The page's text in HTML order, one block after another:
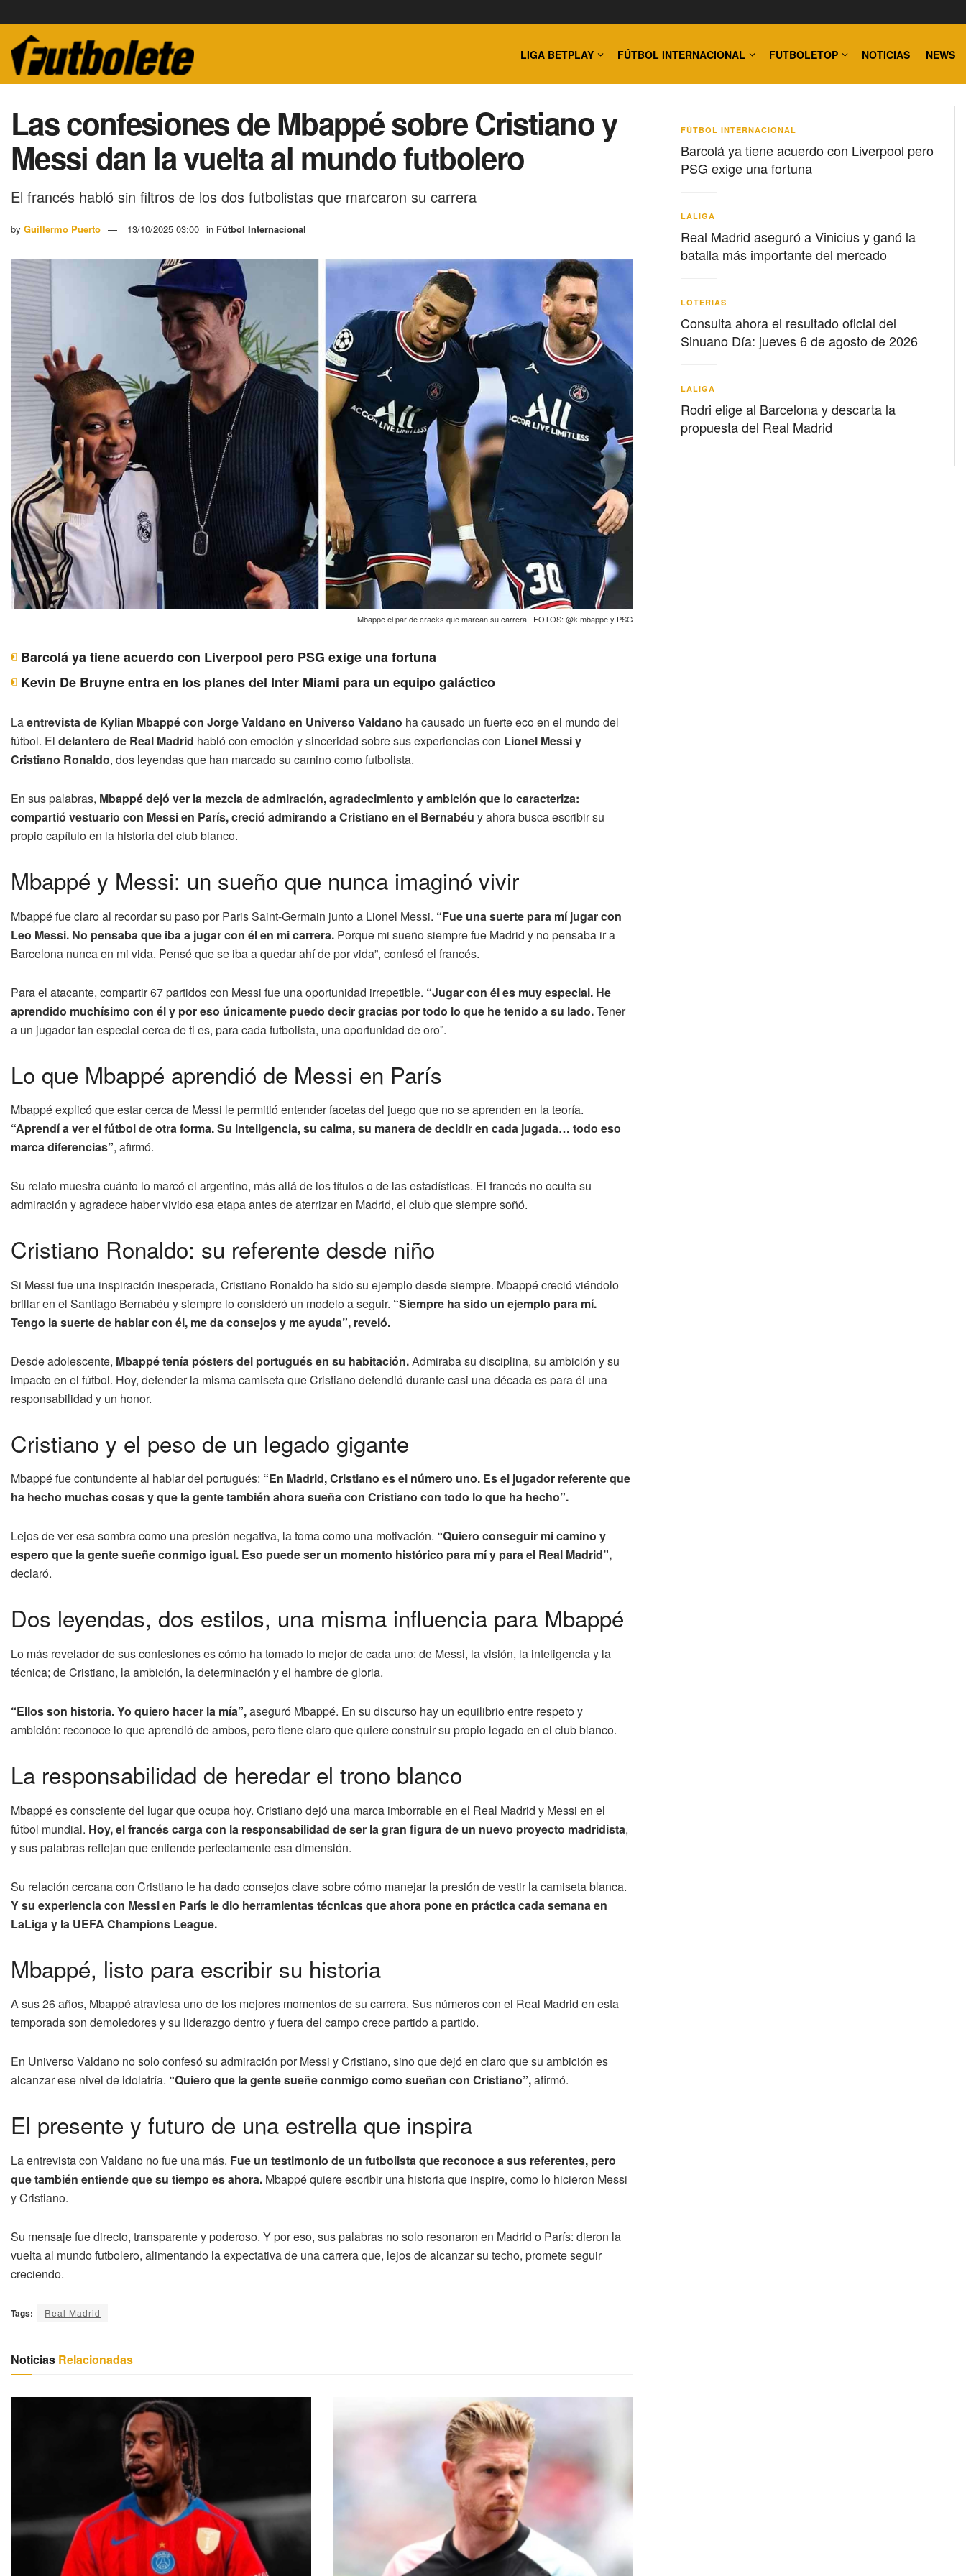
LIGA BETPLAY FÚTBOL INTERNACIONAL FUTBOLETOP NOTICIAS NEWS
Las confesiones de Mbappé sobre Cristiano y
Messi dan la vuelta al mundo futbolero
El francés habló sin filtros de los dos futbolistas que marcaron su carrera
by Guillermo Puerto 13/10/2025 03:00 in Fútbol Internacional
Mbappe el par de cracks que marcan su carrera | FOTOS: @k.mbappe y PSG
Barcolá ya tiene acuerdo con Liverpool pero PSG exige una fortuna
Kevin De Bruyne entra en los planes del Inter Miami para un equipo galáctico
Laentrevista de Kylian Mbappé con Jorge Valdano en Universo Valdano ha causado un fuerte eco en el mundo del
fútbol. El delantero de Real Madrid habló con emoción y sinceridad sobre sus experiencias con Lionel Messi y
Cristiano Ronaldo, dos leyendas que han marcado su camino como futbolista.
En sus palabras, Mbappé dejó ver la mezcla de admiración, agradecimiento y ambición que lo caracteriza:
compartió vestuario con Messi en París, creció admirando a Cristiano en el Bernabéu y ahora busca escribir su
propio capítulo en la historia del club blanco.
Mbappé y Messi: un sueño que nunca imaginó vivir
Mbappé fue claro al recordar su paso por Paris Saint-Germain junto a Lionel Messi. “Fue una suerte para mí jugar con
Leo Messi. No pensaba que iba a jugar con él en mi carrera. Porque mi sueño siempre fue Madrid y no pensaba ir a
Barcelona nunca en mi vida. Pensé que se iba a quedar ahí de por vida”, confesó el francés.
Para el atacante, compartir 67 partidos con Messi fue una oportunidad irrepetible. “Jugar con él es muy especial. He
aprendido muchísimo con él y por eso únicamente puedo decir gracias por todo lo que he tenido a su lado.Tener
a un jugador tan especial cerca de ti es, para cada futbolista, una oportunidad de oro”.
Lo que Mbappé aprendió de Messi en París
Mbappé explicó que estar cerca de Messi le permitió entender facetas del juego que no se aprenden en la teoría.
“Aprendí a ver el fútbol de otra forma. Su inteligencia, su calma, su manera de decidir en cada jugada… todo eso
marca diferencias”, afirmó.
Su relato muestra cuánto lo marcó el argentino, más allá de los títulos o de las estadísticas. El francés no oculta su
admiración y agradece haber vivido esa etapa antes de aterrizar en Madrid, el club que siempre soñó.
Cristiano Ronaldo: su referente desde niño
Si Messi fue una inspiración inesperada, Cristiano Ronaldo ha sido su ejemplo desde siempre. Mbappé creció viéndolo
brillar en el Santiago Bernabéu y siempre lo consideró un modelo a seguir. “Siempre ha sido un ejemplo para mí.
Tengo la suerte de hablar con él, me da consejos y me ayuda”, reveló.
Desde adolescente, Mbappé tenía pósters del portugués en su habitación.Admiraba su disciplina, su ambición y su
impacto en el fútbol. Hoy, defender la misma camiseta que Cristiano defendió durante casi una década es para él una
responsabilidad y un honor.
Cristiano y el peso de un legado gigante
Mbappé fue contundente al hablar del portugués: “En Madrid, Cristiano es el número uno. Es el jugador referente que
ha hecho muchas cosas y que la gente también ahora sueña con Cristiano con todo lo que ha hecho”.
Lejos de ver esa sombra como una presión negativa, la toma como una motivación. “Quiero conseguir mi camino y
espero que la gente sueñe conmigo igual. Eso puede ser un momento histórico para mí y para el Real Madrid”,
declaró.
Dos leyendas, dos estilos, una misma influencia para Mbappé
Lo más revelador de sus confesiones es cómo ha tomado lo mejor de cada uno: de Messi, la visión, la inteligencia y la
técnica; de Cristiano, la ambición, la determinación y el hambre de gloria.
“Ellos son historia. Yo quiero hacer la mía”,aseguró Mbappé. En su discurso hay un equilibrio entre respeto y
ambición: reconoce lo que aprendió de ambos, pero tiene claro que quiere construir su propio legado en el club blanco.
La responsabilidad de heredar el trono blanco
Mbappé es consciente del lugar que ocupa hoy. Cristiano dejó una marca imborrable en el Real Madrid y Messi en el
fútbol mundial. Hoy, el francés carga con la responsabilidad de ser la gran figura de un nuevo proyecto madridista,
y sus palabras reflejan que entiende perfectamente esa dimensión.
Su relación cercana con Cristiano le ha dado consejos clave sobre cómo manejar la presión de vestir la camiseta blanca.
Y su experiencia con Messi en París le dio herramientas técnicas que ahora pone en práctica cada semana en
LaLiga y la UEFA Champions League.
Mbappé, listo para escribir su historia
A sus 26 años, Mbappé atraviesa uno de los mejores momentos de su carrera. Sus números con el Real Madrid en esta
temporada son demoledores y su liderazgo dentro y fuera del campo crece partido a partido.
En Universo Valdano no solo confesó su admiración por Messi y Cristiano, sino que dejó en claro que su ambición es
alcanzar ese nivel de idolatría. “Quiero que la gente sueñe conmigo como sueñan con Cristiano”,afirmó.
El presente y futuro de una estrella que inspira
La entrevista con Valdano no fue una más. Fue un testimonio de un futbolista que reconoce a sus referentes, pero
que también entiende que su tiempo es ahora. Mbappé quiere escribir una historia que inspire, como lo hicieron Messi
y Cristiano.
Su mensaje fue directo, transparente y poderoso. Y por eso, sus palabras no solo resonaron en Madrid o París: dieron la
vuelta al mundo futbolero, alimentando la expectativa de una carrera que, lejos de alcanzar su techo, promete seguir
creciendo.
Tags: Real Madrid
Noticias Relacionadas
FÚTBOL INTERNACIONAL
Barcolá ya tiene acuerdo con Liverpool pero
PSG exige una fortuna
LALIGA
Real Madrid aseguró a Vinicius y ganó la
batalla más importante del mercado
LOTERIAS
Consulta ahora el resultado oficial del
Sinuano Día: jueves 6 de agosto de 2026
LALIGA
Rodri elige al Barcelona y descarta la
propuesta del Real Madrid